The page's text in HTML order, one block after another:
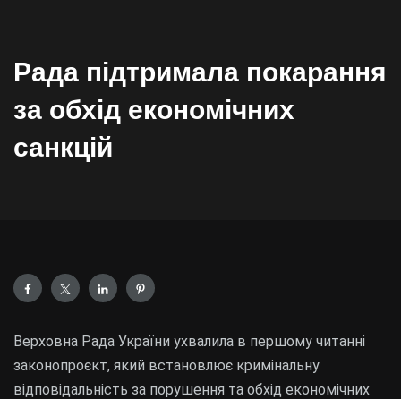
Рада підтримала покарання
за обхід економічних
санкцій
Верховна Рада України ухвалила в першому читанні
законопроєкт, який встановлює кримінальну
відповідальність за порушення та обхід економічних